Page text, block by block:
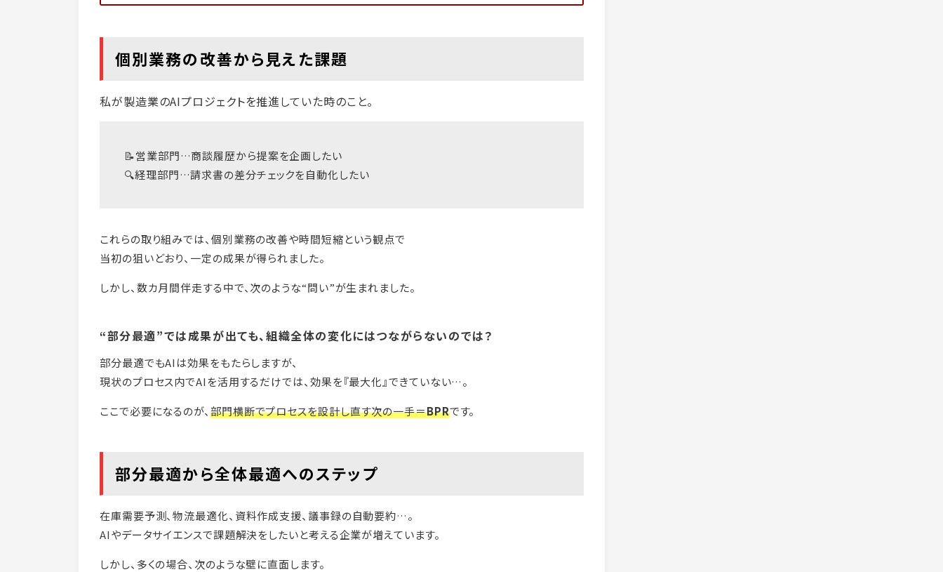
個別業務の改善から見えた課題
私が製造業のAIプロジェクトを推進していた時のこと。
📝営業部門…商談履歴から提案を企画したい
🔍経理部門…請求書の差分チェックを自動化したい
これらの取り組みでは、個別業務の改善や時間短縮という観点で
当初の狙いどおり、一定の成果が得られました。
しかし、数カ月間伴走する中で、次のような“問い”が生まれました。
“部分最適”では成果が出ても、組織全体の変化にはつながらないのでは？
部分最適でもAIは効果をもたらしますが、
現状のプロセス内でAIを活用するだけでは、効果を『最大化』できていない…。
ここで必要になるのが、 部門横断でプロセスを設計し直す次の一手＝BPRです。
部分最適から全体最適へのステップ
在庫需要予測、物流最適化、資料作成支援、議事録の自動要約…。
AIやデータサイエンスで課題解決をしたいと考える企業が増えています。
しかし、多くの場合、次のような壁に直面します。